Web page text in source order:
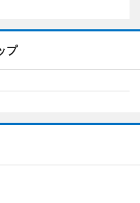
プ